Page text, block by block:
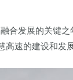
合发展的关键
速的建设和发展